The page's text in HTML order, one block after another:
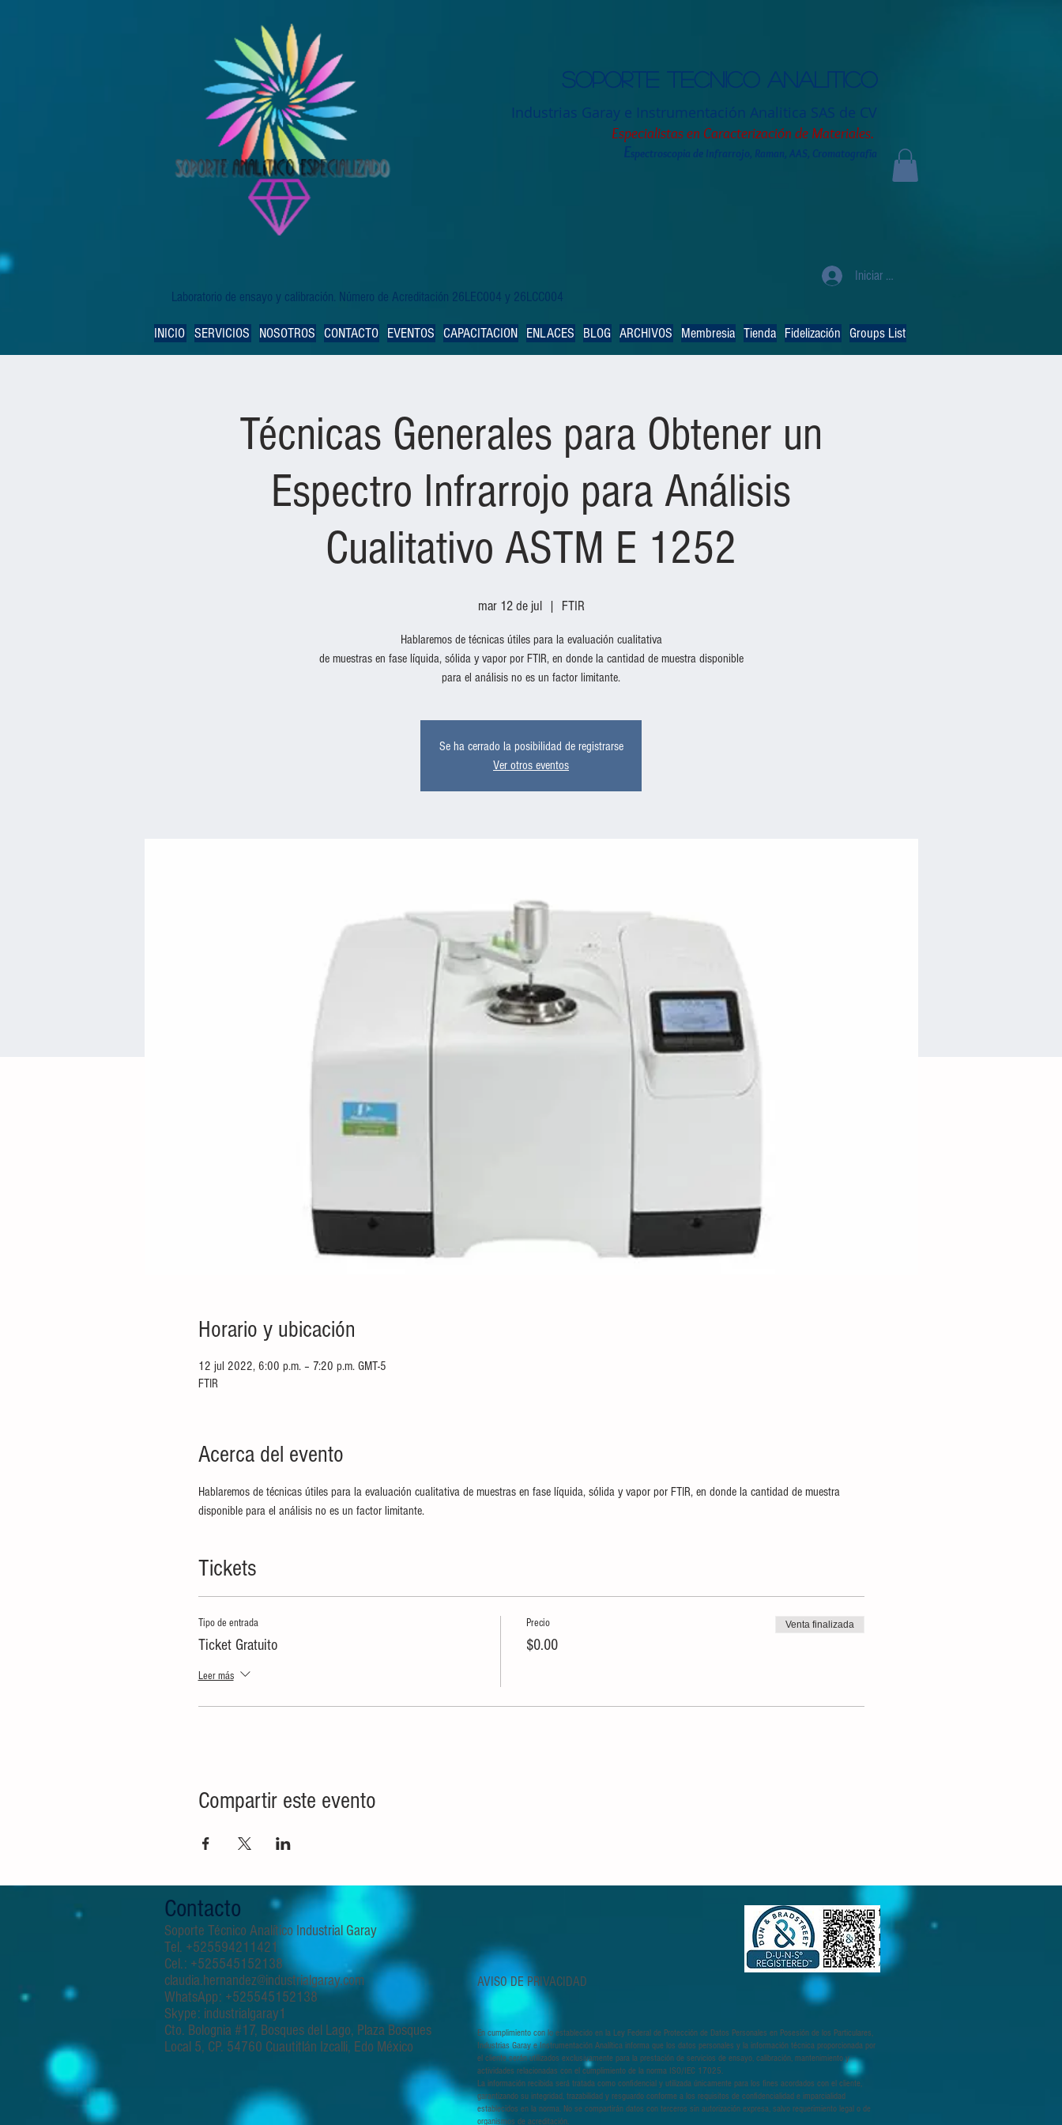
Soporte tecnico analitico
Industrias Garay e Instrumentación Analitica SAS de CV
Especialistas en Caracterización de Materiales.
Espectroscopia de Infrarrojo, Raman, AAS, Cromatografia
Laboratorio de ensayo y calibración. Número de Acreditación 26LEC004 y 26LCC004
Iniciar sesión
INICIO SERVICIOS NOSOTROS CONTACTO EVENTOS CAPACITACION ENLACES BLOG ARCHIVOS Membresia Tienda Fidelización Groups List
Técnicas Generales para Obtener un
Espectro Infrarrojo para Análisis
Cualitativo ASTM E 1252
mar 12 de jul
  |
FTIR
Hablaremos de técnicas útiles para la evaluación cualitativa
de muestras en fase líquida, sólida y vapor por FTIR, en donde la cantidad de muestra disponible
Se ha cerrado la posibilidad de registrarse
Ver otros eventos
Horario y ubicación
12 jul 2022, 6:00 p.m. – 7:20 p.m. GMT-5
FTIR
Acerca del evento
Hablaremos de técnicas útiles para la evaluación cualitativa de muestras en fase líquida, sólida y vapor por FTIR, en donde la cantidad de muestra
disponible para el análisis no es un factor limitante.
Tickets
Tipo de entrada
Ticket Gratuito
Leer más
Precio
$0.00
Venta finalizada
Compartir este evento
Contacto
Soporte Técnico Analítico Industrial Garay
Tel. +525594211421
Cel.: +525545152138
claudia.hernandez@industrialgaray.com
WhatsApp: +525545152138
Skype: industrialgaray1
Cto. Bolognia #17, Bosques del Lago, Plaza Bosques
Local 5, CP. 54760 Cuautitlán Izcalli, Edo México
AVISO DE PRIVACIDAD
En cumplimiento con lo establecido en la Ley Federal de Protección de Datos Personales en Posesión de los Particulares,
Industrias Garay e Instrumentación Analítica informa que los datos personales y la información técnica proporcionada por
el cliente serán utilizados exclusivamente para la prestación de servicios de ensayo, calibración, mantenimiento y
actividades relacionadas con el cumplimiento de la norma ISO/IEC 17025.
La información recibida será tratada como confidencial y utilizada únicamente para los fines acordados con el cliente,
garantizando su integridad, trazabilidad y resguardo conforme a los requisitos de confidencialidad e imparcialidad
establecidos en la norma. No se compartirán datos con terceros sin autorización expresa, salvo requerimiento legal o de
organismos de acreditación.